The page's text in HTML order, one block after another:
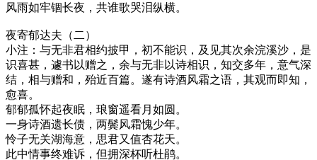
风雨如牢锢长夜，共谁歌哭泪纵横。
夜寄郁达夫（二）
小注：与无非君相约披甲，初不能识，及见其次余浣溪沙，是
识喜甚，遽书以赠之，余与无非以诗相识，知交多年，意气深
结，相与赠和，殆近百篇。遂有诗酒风霜之语，其观而即知，
愈喜。
郁郁孤怀起夜眠，琅窗遥看月如圆。
一身诗酒遗长债，两鬓风霜愧少年。
怜子无关湖海意，思君又值杏花天。
此中情事终难诉，但拥深杯听杜鹃。